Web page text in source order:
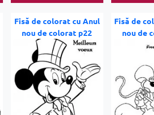
Fisă de colorat cu Anul
nou de colorat p22
Fisă de
nou de